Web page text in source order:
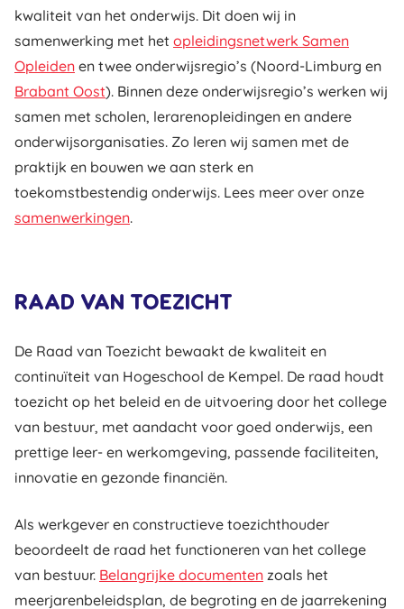
kwaliteit van het onderwijs. Dit doen wij in
samenwerking met het opleidingsnetwerk Samen
Opleiden en twee onderwijsregio’s (Noord‑Limburg en
Brabant Oost). Binnen deze onderwijsregio’s werken wij
samen met scholen, lerarenopleidingen en andere
onderwijsorganisaties. Zo leren wij samen met de
praktijk en bouwen we aan sterk en
toekomstbestendig onderwijs. Lees meer over onze
samenwerkingen.
RAAD VAN TOEZICHT
De Raad van Toezicht bewaakt de kwaliteit en
continuïteit van Hogeschool de Kempel. De raad houdt
toezicht op het beleid en de uitvoering door het college
van bestuur, met aandacht voor goed onderwijs, een
prettige leer- en werkomgeving, passende faciliteiten,
innovatie en gezonde financiën.
Als werkgever en constructieve toezichthouder
beoordeelt de raad het functioneren van het college
van bestuur. Belangrijke documenten zoals het
meerjarenbeleidsplan, de begroting en de jaarrekening